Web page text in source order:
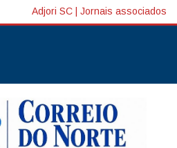
Adjori SC Jornais associados